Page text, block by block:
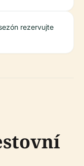
rezervujte